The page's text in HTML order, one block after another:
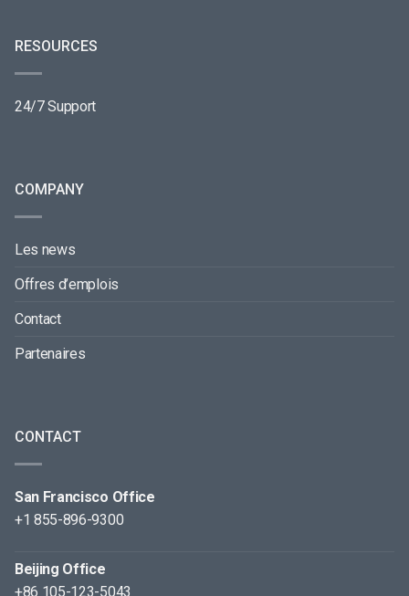
RESOURCES
24/7 Support
COMPANY
Les news
Offres d’emplois
Contact
Partenaires
CONTACT
San Francisco Office
+1 855-896-9300
Beijing Office
+86 105-123-5043